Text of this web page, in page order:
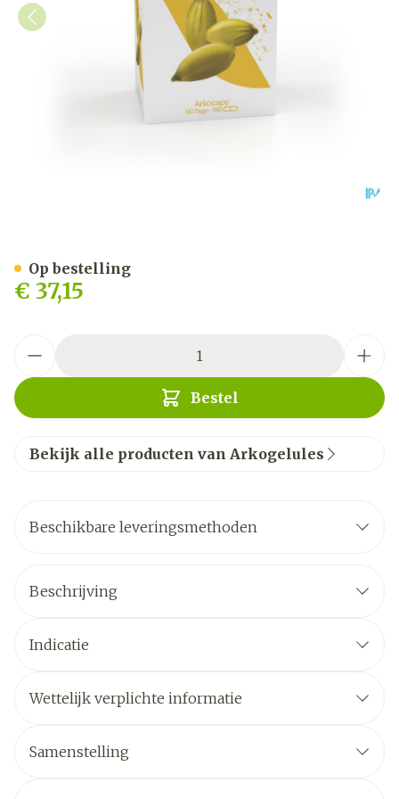
€ 37,15
Bestel
Op bestelling
Bekijk alle producten van Arkogelules
Beschikbare leveringsmethoden
Beschrijving
Indicatie
Wettelijk verplichte informatie
Samenstelling